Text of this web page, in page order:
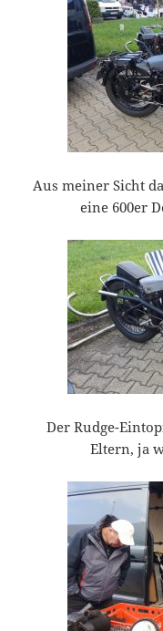
Aus meiner Sicht
eine 600er
Der Rudge-
Eltern, ja